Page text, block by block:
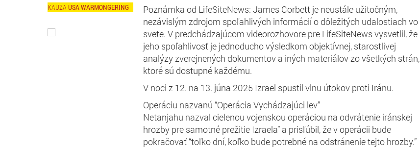
USA WARMONGERING
Poznámka od LifeSiteNews: James Corbett je neustále užitočným,
nezávislým zdrojom spoľahlivých informácií o dôležitých udalostiach vo
svete. V predchádzajúcom videorozhovore pre LifeSiteNews vysvetlil, že
jeho spoľahlivosť je jednoducho výsledkom objektívnej, starostlivej
analýzy zverejnených dokumentov a iných materiálov zo všetkých strán,
ktoré sú dostupné každému.
V noci z 12. na 13. júna 2025 Izrael spustil vlnu útokov proti Iránu.
Operáciu nazvanú “Operácia Vychádzajúci lev”
Netanjahu nazval cielenou vojenskou operáciou na odvrátenie iránskej
hrozby pre samotné prežitie Izraela” a prisľúbil, že v operácii bude
pokračovať “toľko dní, koľko bude potrebné na odstránenie tejto hrozby.”